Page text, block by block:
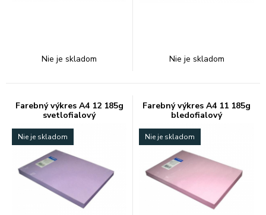
Nie je skladom Nie je skladom
Farebný výkres A4 12 185g
svetlofialový
Nie je skladom
Farebný výkres A4 11 185g
bledofialový
Nie je skladom